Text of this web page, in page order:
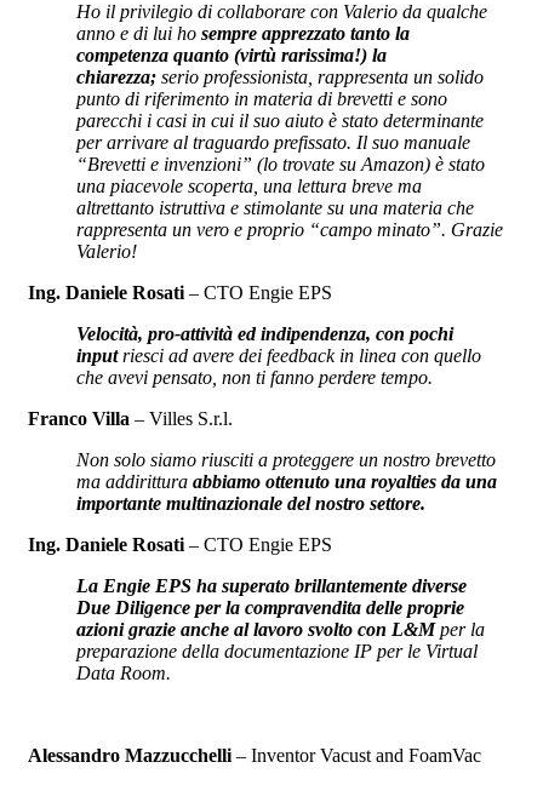
Ho il privilegio di collaborare con Valerio da qualche
anno e di lui ho sempre apprezzato tanto la
competenza quanto (virtù rarissima!) la
chiarezza; serio professionista, rappresenta un solido
punto di riferimento in materia di brevetti e sono
parecchi i casi in cui il suo aiuto è stato determinante
per arrivare al traguardo prefissato. Il suo manuale
“Brevetti e invenzioni” (lo trovate su Amazon) è stato
una piacevole scoperta, una lettura breve ma
altrettanto istruttiva e stimolante su una materia che
rappresenta un vero e proprio “campo minato”. Grazie
Valerio!
Ing. Daniele Rosati – CTO Engie EPS
Velocità, pro-attività ed indipendenza, con pochi
inputriesci ad avere dei feedback in linea con quello
che avevi pensato, non ti fanno perdere tempo.
Franco Villa – Villes S.r.l.
Non solo siamo riusciti a proteggere un nostro brevetto
ma addirittura abbiamo ottenuto una royalties da una
importante multinazionale del nostro settore.
Ing. Daniele Rosati – CTO Engie EPS
La Engie EPS ha superato brillantemente diverse
Due Diligence per la compravendita delle proprie
azioni grazie anche al lavoro svolto con L&Mper la
preparazione della documentazione IP per le Virtual
Data Room.
Alessandro Mazzucchelli – Inventor Vacust and FoamVac